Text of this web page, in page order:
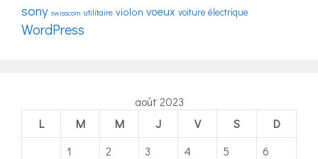
sony swisscom utilitaire violon voeux voiture électrique
WordPress
août 2023
L
M M J V S
D
1
2 3 4 5
6